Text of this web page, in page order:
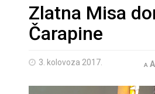
Zlatna Misa
Čarapine
3. kolovoza 2017. A A